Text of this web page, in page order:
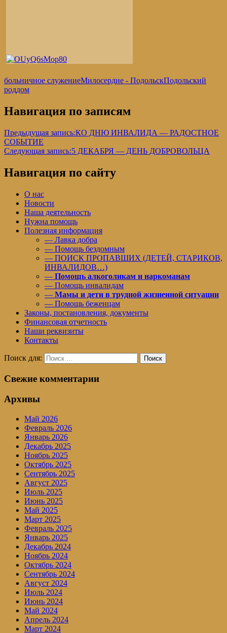
больничное служениеМилосердие - ПодольскПодольский
роддом
Навигация по записям
Предыдущая запись:КО ДНЮ ИНВАЛИДА — РАДОСТНОЕ
СОБЫТИЕ
Следующая запись:5 ДЕКАБРЯ — ДЕНЬ ДОБРОВОЛЬЦА
Навигация по сайту
О нас
Новости
Наша деятельность
Нужна помощь
Полезная информация
— Лавка добра
— Помощь бездомным
— ПОИСК ПРОПАВШИХ (ДЕТЕЙ, СТАРИКОВ,
ИНВАЛИДОВ…)
— Помощь алкоголикам и наркоманам
— Помощь инвалидам
— Мамы и дети в трудной жизненной ситуации
— Помощь беженцам
Законы, постановления, документы
Финансовая отчетность
Наши реквизиты
Контакты
Поиск для: Поиск
Свежие комментарии
Архивы
Май 2026
Февраль 2026
Январь 2026
Декабрь 2025
Ноябрь 2025
Октябрь 2025
Сентябрь 2025
Август 2025
Июль 2025
Июнь 2025
Май 2025
Март 2025
Февраль 2025
Январь 2025
Декабрь 2024
Ноябрь 2024
Октябрь 2024
Сентябрь 2024
Август 2024
Июль 2024
Июнь 2024
Май 2024
Апрель 2024
Март 2024